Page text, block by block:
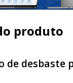
produto
de desbaste